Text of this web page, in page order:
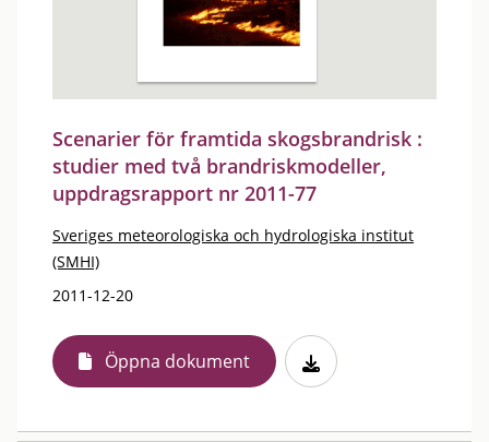
Scenarier för framtida skogsbrandrisk :
studier med två brandriskmodeller,
uppdragsrapport nr 2011-77
Sveriges meteorologiska och hydrologiska institut
(SMHI)
2011-12-20
Öppna dokument